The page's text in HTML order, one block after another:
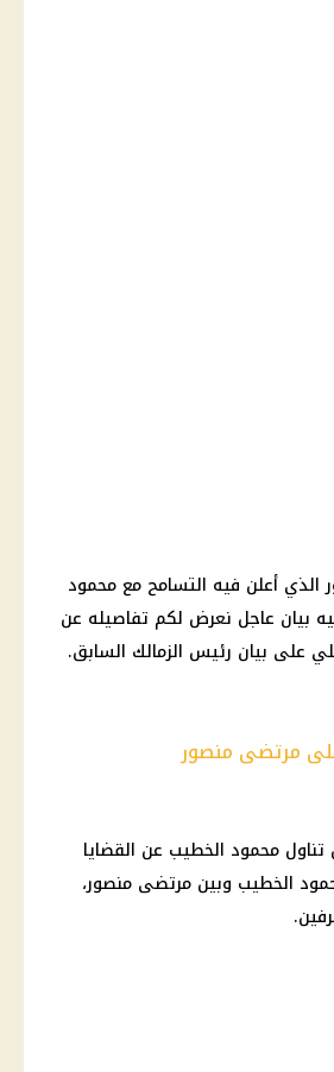
الذي أعلن فيه التسامح مع محمود
بيان عاجل نعرض لكم تفاصيله عن
على بيان رئيس الزمالك السابق.
مرتضى منصور
تناول محمود الخطيب عن القضايا
الخطيب وبين مرتضى منصور،